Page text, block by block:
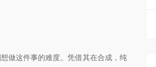
做这件事的难度。凭借其在合成，纯